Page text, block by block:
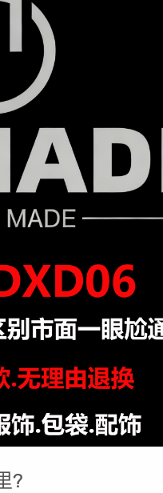
?